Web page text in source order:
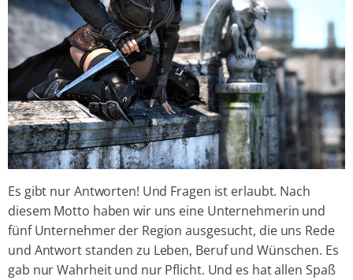
Es gibt nur Antworten! Und Fragen ist erlaubt. Nach
diesem Motto haben wir uns eine Unternehmerin und
fünf Unternehmer der Region ausgesucht, die uns Rede
und Antwort standen zu Leben, Beruf und Wünschen. Es
gab nur Wahrheit und nur Pflicht. Und es hat allen Spaß